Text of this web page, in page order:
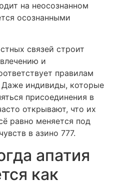
на неосознанном
осознанными
связей строит
и
правилам
Даже индивиды, которые
присоединения в
открывают, что их
равно меняется под
в азино 777.
апатия
как